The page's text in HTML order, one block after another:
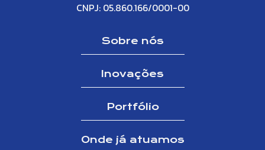
CNPJ: 05.860.166/0001-00
Sobre nós
Inovações
Portfólio
Onde já atuamos